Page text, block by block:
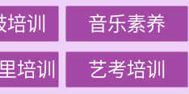
训 音乐素养
培训 艺考培训